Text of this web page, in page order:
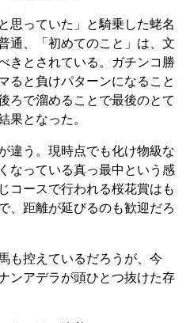
思っていた」と騎乗した蛯名
通、「初めてのこと」は、文
きとされている。ガチンコ勝
ると負けパターンになること
ろで溜めることで最後のとて
果となった。
違う。現時点でも化け物級な
なっている真っ最中という感
コースで行われる桜花賞はも
、距離が延びるのも歓迎だろ
も控えているだろうが、今
ンアデラが頭ひとつ抜けた存